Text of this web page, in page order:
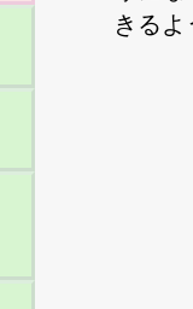
きる